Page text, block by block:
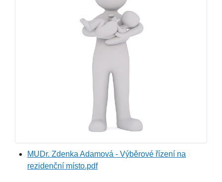
MUDr. Zdenka Adamová - Výběrové řízení na
rezidenční místo.pdf